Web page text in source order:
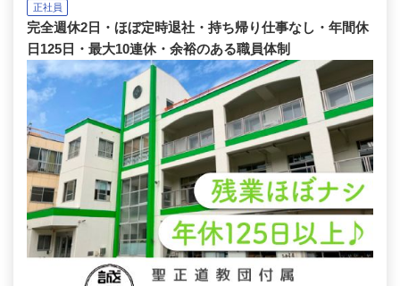
正社員
完全週休2日・ほぼ定時退社・持ち帰り仕事なし・年間休
日125日・最大10連休・余裕のある職員体制